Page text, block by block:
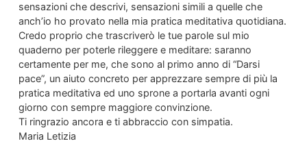
sensazioni che descrivi, sensazioni simili a quelle che
anch’io ho provato nella mia pratica meditativa quotidiana.
Credo proprio che trascriverò le tue parole sul mio
quaderno per poterle rileggere e meditare: saranno
certamente per me, che sono al primo anno di “Darsi
pace”, un aiuto concreto per apprezzare sempre di più la
pratica meditativa ed uno sprone a portarla avanti ogni
giorno con sempre maggiore convinzione.
Ti ringrazio ancora e ti abbraccio con simpatia.
Maria Letizia